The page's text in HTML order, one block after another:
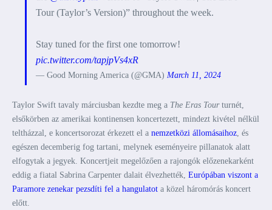
Tour (Taylor’s Version)” throughout the week.
Stay tuned for the first one tomorrow!
pic.twitter.com/tapjpVs4xR
— Good Morning America (@GMA) March 11, 2024
Taylor Swift tavaly márciusban kezdte meg a The Eras Tourturnét,
elsőkörben az amerikai kontinensen koncertezett, mindezt kivétel nélkül
teltházzal, e koncertsorozat érkezett el a nemzetközi állomásaihoz , és
egészen decemberig fog tartani, melynek eseményeire pillanatok alatt
elfogytak a jegyek. Koncertjeit megelőzően a rajongók előzenekarként
eddig a fiatal Sabrina Carpenter dalait élvezhették, Európában viszont a
Paramore zenekar pezsdíti fel a hangulatot a közel háromórás koncert
előtt.